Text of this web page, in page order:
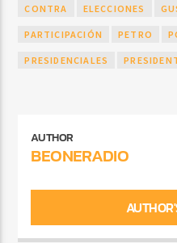
CONTRA ELECCIONES
PARTICIPACIÓN PETRO
PRESIDENCIALES
AUTHOR
BEONERADIO